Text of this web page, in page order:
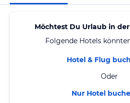
Möchtest Du Urlaub in
Folgende Hotels
Hotel & Flug
Oder
Nur Hotel